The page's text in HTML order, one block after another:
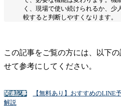
く、現場で使い続けられるか、
較すると判断しやすくなります。
この記事をご覧の方には、以下
せて参考にしてください。
関連記事
【無料あり】おすすめのLINE
解説